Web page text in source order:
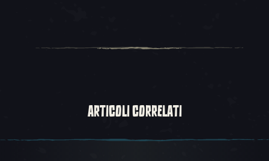
ARTICOLI CORRELATI